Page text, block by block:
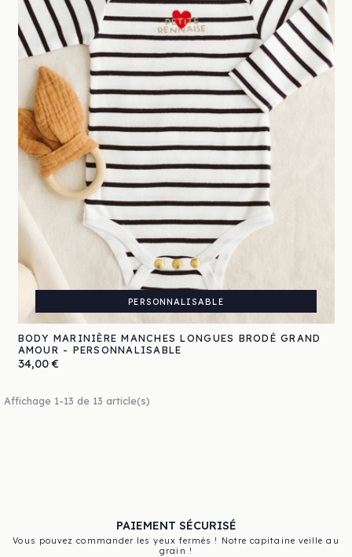
PERSONNALISABLE
BODY MARINIÈRE MANCHES LONGUES BRODÉ GRAND
AMOUR - PERSONNALISABLE
Prix
34,00 €
Affichage 1-13 de 13 article(s)
PAIEMENT SÉCURISÉ
Vous pouvez commander les yeux fermés ! Notre capitaine veille au
grain !